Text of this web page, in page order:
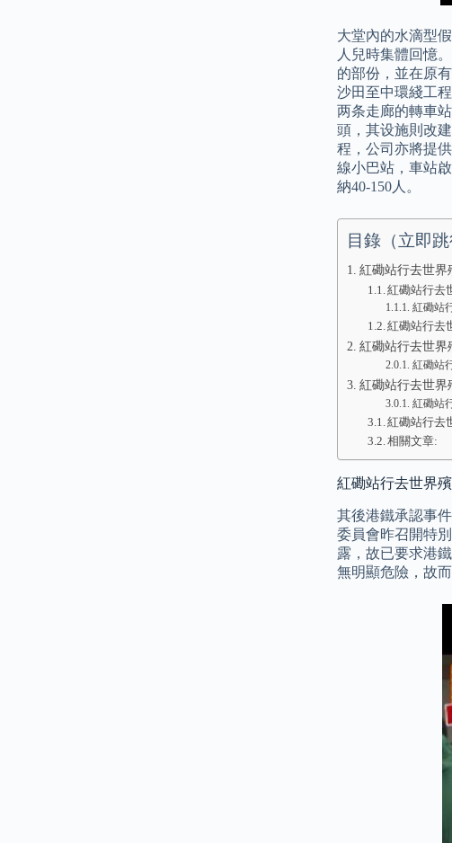
大堂內的水滴型
人兒時集體回憶
的部份，並在原
沙田至中環綫工
两条走廊的轉車
頭，其设施則改
程，公司亦將提
線小巴站，車站
納40-150人。
目錄（立即跳
紅磡站行去世界
紅磡站行去
紅磡站
紅磡站行去
紅磡站行去世界
紅磡站
紅磡站行去世界
紅磡站
紅磡站行去
相關文章:
紅磡站行去世界
其後港鐵承認事
委員會昨召開特
露，故已要求港
無明顯危險，故